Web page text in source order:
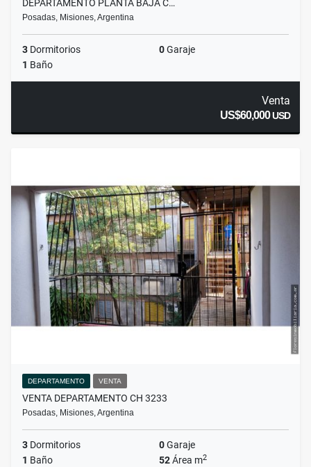
DEPARTAMENTO PLANTA BAJA C…
Posadas, Misiones, Argentina
3 Dormitorios 0Garaje
1 Baño
Venta
US$60,000USD
DEPARTAMENTO VENTA
VENTA DEPARTAMENTO CH 3233
Posadas, Misiones, Argentina
3 Dormitorios 0Garaje
1 Baño 52Área m2